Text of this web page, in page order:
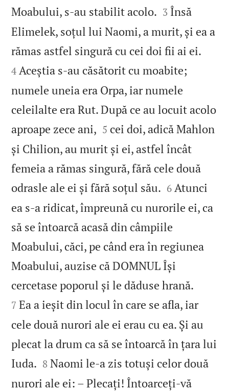
Moabului, s‑au stabilit acolo. 

3 Însă
Elimelek, soțul lui Naomi, a murit, și ea a
rămas astfel singură cu cei doi fii ai ei.
4 Aceștia s‑au căsătorit cu moabite;
numele uneia era Orpa, iar numele
celeilalte era Rut. După ce au locuit acolo
aproape zece ani, 

5 cei doi, adică Mahlon
și Chilion, au murit și ei, astfel încât
femeia a rămas singură, fără cele două
odrasle ale ei și fără soțul său. 

6 Atunci
ea s‑a ridicat, împreună cu nurorile ei, ca
să se întoarcă acasă din câmpiile
Moabului, căci, pe când era în regiunea
Moabului, auzise că DOMNUL Își
cercetase poporul și le dăduse hrană.
7 Ea a ieșit din locul în care se afla, iar
cele două nurori ale ei erau cu ea. Și au
plecat la drum ca să se întoarcă în țara lui
Iuda. 

8 Naomi le‑a zis totuși celor două
nurori ale ei: – Plecați! Întoarceți‑vă